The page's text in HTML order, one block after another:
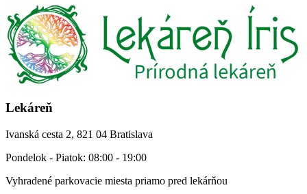
Lekáreň
Ivanská cesta 2, 821 04 Bratislava
Pondelok - Piatok: 08:00 - 19:00
Vyhradené parkovacie miesta priamo pred lekárňou